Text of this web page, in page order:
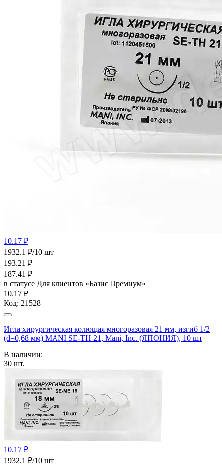
10.17 ₽
1932.1 ₽/10 шт
193.21 ₽
187.41 ₽
в статусе Для клиентов «Базис Премиум»
10.17 ₽
Код: 21528
Игла хирургическая колющая многоразовая 21 мм, изгиб 1/2
(d=0,68 мм) MANI SE-ТН 21, Mani, Inc. (ЯПОНИЯ), 10 шт
В наличии:
30 шт.
10.17 ₽
1932.1 ₽/10 шт